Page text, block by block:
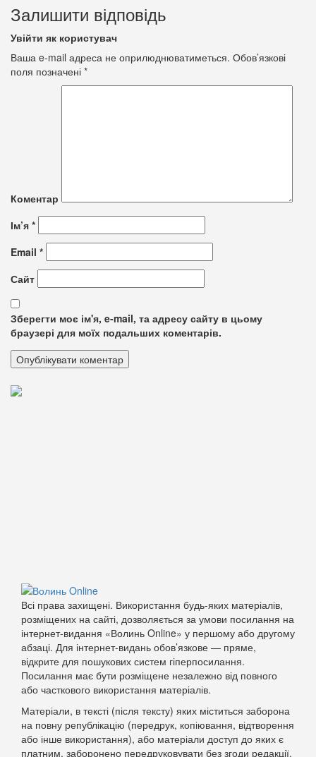
Залишити відповідь
Увійти як користувач
Ваша e-mail адреса не оприлюднюватиметься. Обов’язкові
поля позначені *
Коментар
Ім’я *
Email *
Сайт
Зберегти моє ім'я, e-mail, та адресу сайту в цьому
браузері для моїх подальших коментарів.
Всі права захищені. Використання будь-яких матеріалів,
розміщених на сайті, дозволяється за умови посилання на
інтернет-видання «Волинь Online» у першому або другому
абзаці. Для інтернет-видань обов’язкове — пряме,
відкрите для пошукових систем гіперпосилання.
Посилання має бути розміщене незалежно від повного
або часткового використання матеріалів.
Матеріали, в тексті (після тексту) яких міститься заборона
на повну републікацію (передрук, копіювання, відтворення
або інше використання), або матеріали доступ до яких є
платним, заборонено передруковувати без згоди редакції.